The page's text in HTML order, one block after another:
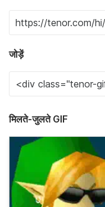
जोड़ें
मिलते-जुलते GIF